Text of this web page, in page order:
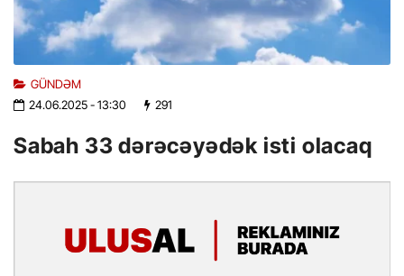
GÜNDƏM
24.06.2025- 13:30 291
Sabah 33 dərəcəyədək isti olacaq